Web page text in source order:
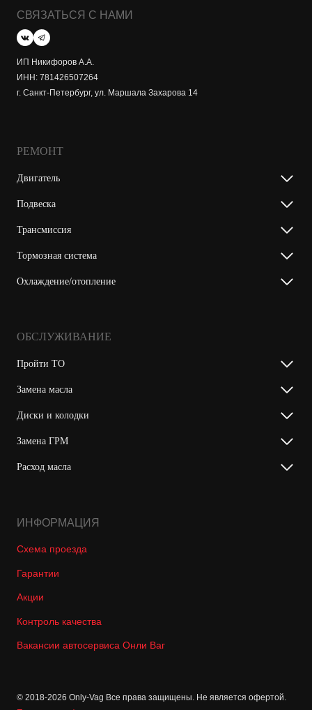
СВЯЗАТЬСЯ С НАМИ
ИП Никифоров А.А.
ИНН: 781426507264
г. Санкт-Петербург, ул. Маршала Захарова 14
РЕМОНТ
Двигатель
Подвеска
Трансмиссия
Тормозная система
Охлаждение/отопление
ОБСЛУЖИВАНИЕ
Пройти ТО
Замена масла
Диски и колодки
Замена ГРМ
Расход масла
ИНФОРМАЦИЯ
Схема проезда
Гарантии
Акции
Контроль качества
Вакансии автосервиса Онли Ваг
© 2018-2026 Only-Vag Все права защищены. Не является офертой.